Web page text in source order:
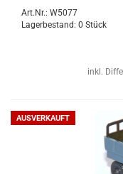
Art.Nr.: W5077
Lagerbestand: 0 Stück
inkl.
AUSVERKAUFT